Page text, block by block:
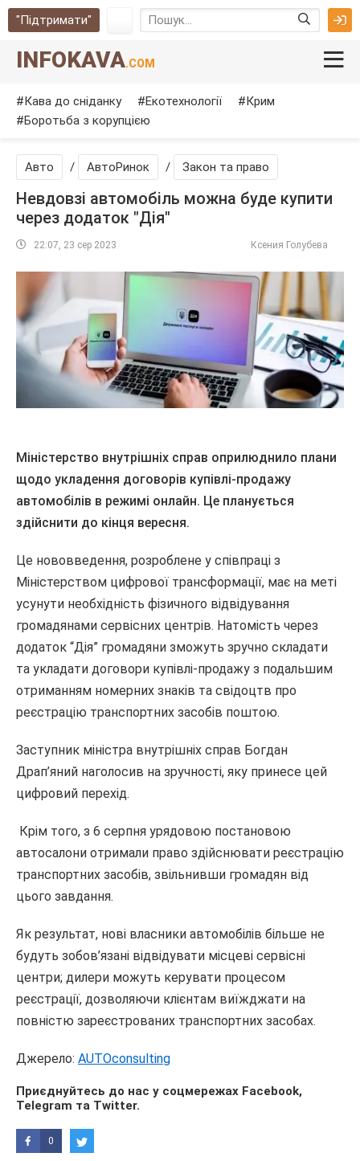
"Підтримати"
INFOKAVA.COM
Кава до сніданку Екотехнології
Крим
Боротьба з корупцією
Авто / АвтоРинок / Закон та право
Невдовзі автомобіль можна буде купити
через додаток "Дія"
22:07, 23 сер 2023 Ксения Голубева
Міністерство внутрішніх справ оприлюднило плани
щодо укладення договорів купівлі-продажу
автомобілів в режимі онлайн. Це планується
здійснити до кінця вересня.
Це нововведення, розроблене у співпраці з
Міністерством цифрової трансформації, має на меті
усунути необхідність фізичного відвідування
громадянами сервісних центрів. Натомість через
додаток “Дія” громадяни зможуть зручно складати
та укладати договори купівлі-продажу з подальшим
отриманням номерних знаків та свідоцтв про
реєстрацію транспортних засобів поштою.
Заступник міністра внутрішніх справ Богдан
Драп’яний наголосив на зручності, яку принесе цей
цифровий перехід.
Крім того, з 6 серпня урядовою постановою
автосалони отримали право здійснювати реєстрацію
транспортних засобів, звільнивши громадян від
цього завдання.
Як результат, нові власники автомобілів більше не
будуть зобов’язані відвідувати місцеві сервісні
центри; дилери можуть керувати процесом
реєстрації, дозволяючи клієнтам виїжджати на
повністю зареєстрованих транспортних засобах.
Джерело: AUTOconsulting
Приєднуйтесь до нас у соцмережах Facebook,
Telegram та Twitter.
0